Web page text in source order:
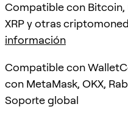
Compatible con Bitcoin,
XRP y otras
información
Compatible con
con MetaMask, OKX,
Soporte global